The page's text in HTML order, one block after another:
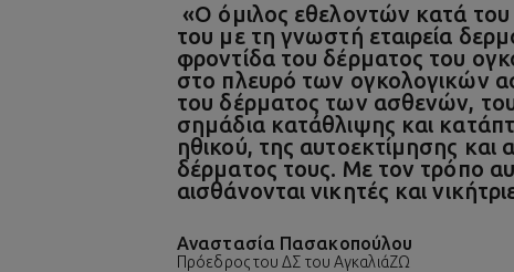
«Ο όμιλος εθελοντών κατά του
του με τη γνωστή εταιρεία
φροντίδα του δέρματος του
στο πλευρό των ογκολογικών
του δέρματος των ασθενών,
σημάδια κατάθλιψης και
ηθικού, της αυτοεκτίμησης
δέρματος τους. Με τον τρόπο
αισθάνονται νικητές και
Αναστασία Πασακοπούλου
Πρόεδρος του ΔΣ του ΑγκαλιάΖΩ